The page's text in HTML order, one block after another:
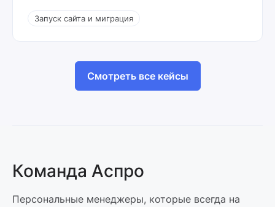
Запуск сайта и миграция
Смотреть все кейсы
Команда Аспро
Персональные менеджеры, которые всегда на